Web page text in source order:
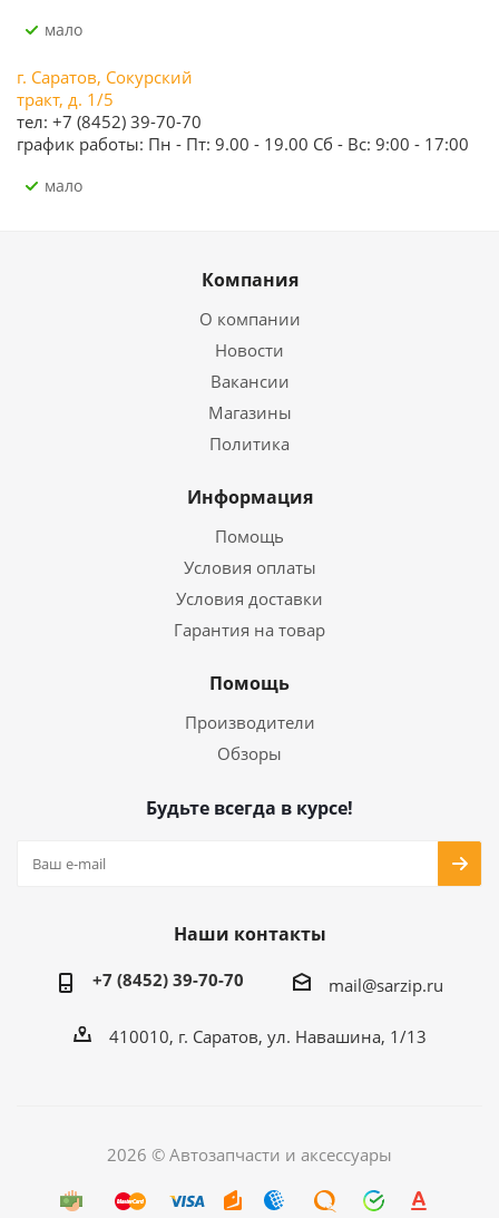
Мало
г. Саратов, Сокурский
тракт, д. 1/5
тел: +7 (8452) 39-70-70
график работы: Пн - Пт: 9.00 - 19.00 Сб - Вс: 9:00 - 17:00
Мало
Компания
О компании
Новости
Вакансии
Магазины
Политика
Информация
Помощь
Условия оплаты
Условия доставки
Гарантия на товар
Помощь
Производители
Обзоры
Будьте всегда в курсе!
Наши контакты
+7 (8452) 39-70-70 mail@sarzip.ru
410010, г. Саратов, ул. Навашина, 1/13
2026 © Автозапчасти и аксессуары